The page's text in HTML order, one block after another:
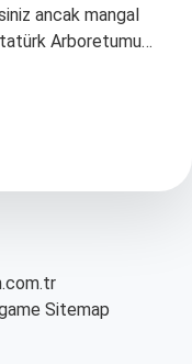
ancak mangal
Arboretumu…
Sitemap